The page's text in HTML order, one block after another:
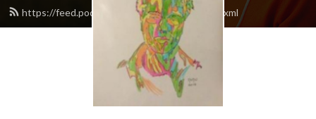
https://feed.podbean.com/manuelcheta/feed.xml